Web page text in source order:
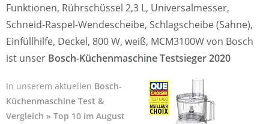
Funktionen, Rührschüssel 2,3 L, Universalmesser,
Schneid-Raspel-Wendescheibe, Schlagscheibe (Sahne),
Einfüllhilfe, Deckel, 800 W, weiß, MCM3100W von Bosch
ist unser Bosch-Küchenmaschine Testsieger 2020
In unserem aktuellen Bosch-
Küchenmaschine Test &
Vergleich » Top 10 im August